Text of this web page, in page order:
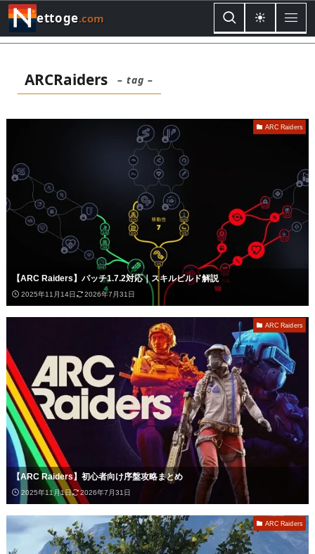
ettoge.com
ARCRaiders – tag –
ARC Raiders
【ARC Raiders】パッチ1.7.2対応｜スキルビルド解説
2025年11月14日 2026年7月31日
ARC Raiders
【ARC Raiders】初心者向け序盤攻略まとめ
2025年11月1日 2026年7月31日
ARC Raiders